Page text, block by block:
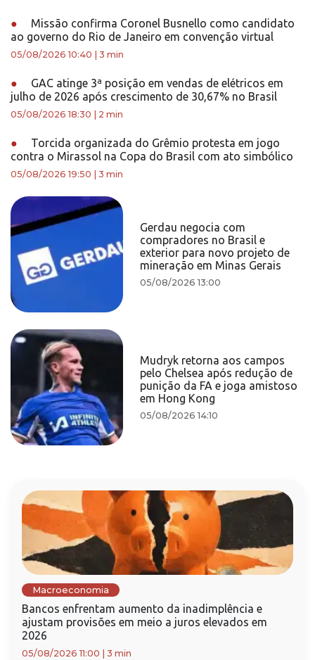
●
Missão confirma Coronel Busnello como candidato
ao governo do Rio de Janeiro em convenção virtual
05/08/2026 10:40 3 min
●
GAC atinge 3ª posição em vendas de elétricos em
julho de 2026 após crescimento de 30,67% no Brasil
05/08/2026 18:30 2 min
●
Torcida organizada do Grêmio protesta em jogo
contra o Mirassol na Copa do Brasil com ato simbólico
05/08/2026 19:50 3 min
Gerdau negocia com
compradores no Brasil e
exterior para novo projeto de
mineração em Minas Gerais
05/08/2026 13:00
Mudryk retorna aos campos
pelo Chelsea após redução de
punição da FA e joga amistoso
em Hong Kong
05/08/2026 14:10
Macroeconomia
Bancos enfrentam aumento da inadimplência e
ajustam provisões em meio a juros elevados em
2026
05/08/2026 11:00 3 min